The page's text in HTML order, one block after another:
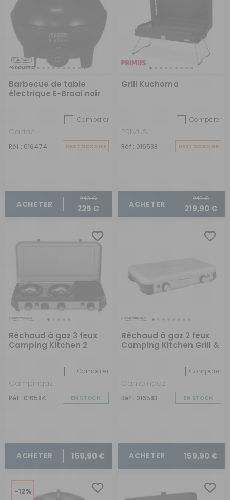
Barbecue de table
électrique E-Braai noir
Comparer
Cadac
Réf : 016474 DESTOCKAGE
ACHETER
249 €
225 €
Grill Kuchoma
Comparer
PRIMUS
Réf : 016538 DESTOCKAGE
ACHETER
245 €
219,90 €
Réchaud à gaz 3 feux
Camping Kitchen 2
Comparer
Campingaz
Réf : 016584 EN STOCK
ACHETER 169,90 €
Réchaud à gaz 2 feux
Camping Kitchen Grill &
Comparer
Campingaz
Réf : 016583 EN STOCK
ACHETER 159,90 €
-12%